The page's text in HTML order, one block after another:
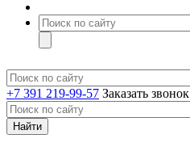
+7 391 219-99-57 Заказать звонок